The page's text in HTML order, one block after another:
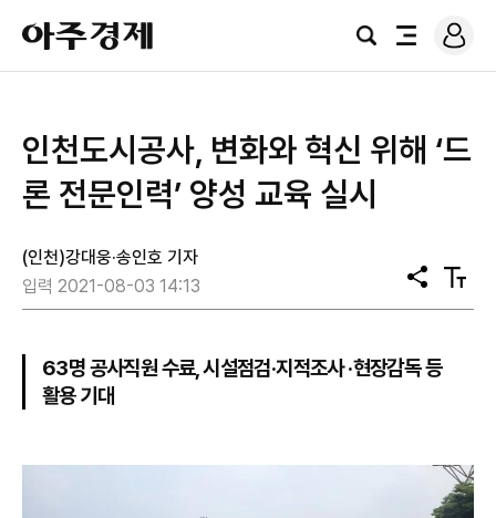
아
주
경
검
전
로
그
인천도시공사, 변화와 혁신 위해 ‘드
론 전문인력’ 양성 교육 실시
(인천)강대웅·송인호 기자
입력 2021-08-03 14:13
공
유
텍
스
63명 공사직원 수료, 시설점검·지적조사 ·현장감독 등
활용 기대